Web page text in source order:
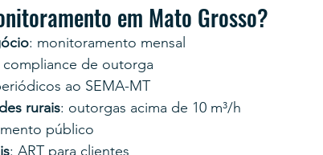
em Mato Grosso?
: monitoramento mensal
compliance de outorga
ao SEMA-MT
rurais: outorgas acima de 10 m³/h
público
: ART para clientes